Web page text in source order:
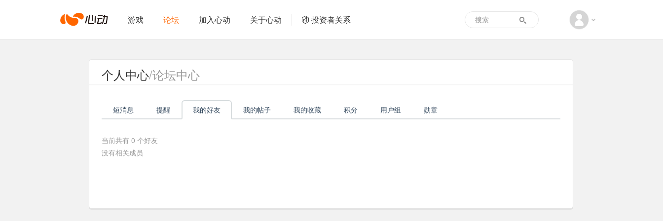
心
动
络
游戏 论坛 加入心动 关于心动 投资者关系
个人中心/论坛中心
短消息 提醒 我的好友 我的帖子 我的收藏 积分 用户组 勋章
当前共有 0 个好友
没有相关成员